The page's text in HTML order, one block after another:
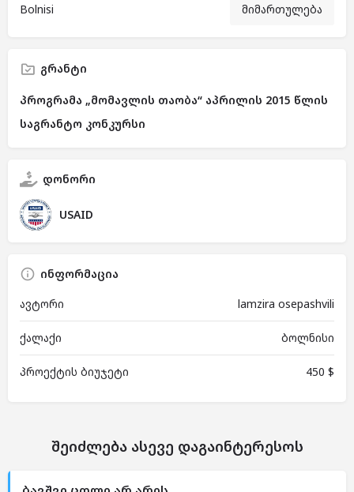
Bolnisi მიმართულება
გრანტი
პროგრამა „მომავლის თაობა“ აპრილის 2015 წლის
საგრანტო კონკურსი
დონორი
USAID
ინფორმაცია
ავტორი
lamzira osepashvili
ქალაქი ბოლნისი
პროექტის ბიუჯეტი 450 $
შეიძლება ასევე დაგაინტერესოს